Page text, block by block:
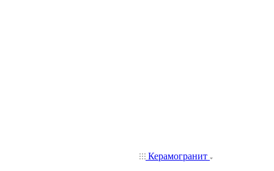
Керамогранит